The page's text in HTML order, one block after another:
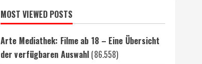
MOST VIEWED POSTS
Arte Mediathek: Filme ab 18 – Eine Übersicht
der verfügbaren Auswahl (86.558)